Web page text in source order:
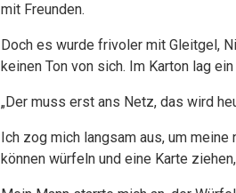
mit Freunden.
Doch es wurde frivoler mit Gleitgel,
keinen Ton von sich. Im Karton lag
„Der muss erst ans Netz, das wird
Ich zog mich langsam aus, um
können würfeln und eine Karte